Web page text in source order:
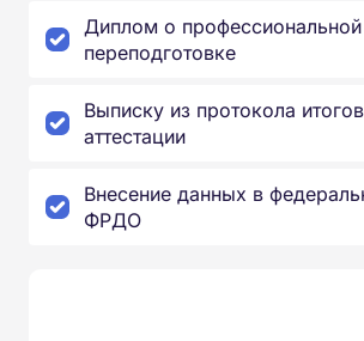
Диплом о профессиональной
переподготовке
Выписку из протокола
аттестации
Внесение данных в
ФРДО